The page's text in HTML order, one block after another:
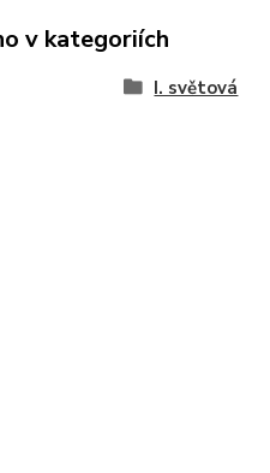
v kategoriích
I. světová